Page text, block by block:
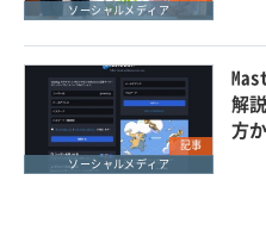
ソーシャルメディア
記事
ソーシャルメディア
解
方